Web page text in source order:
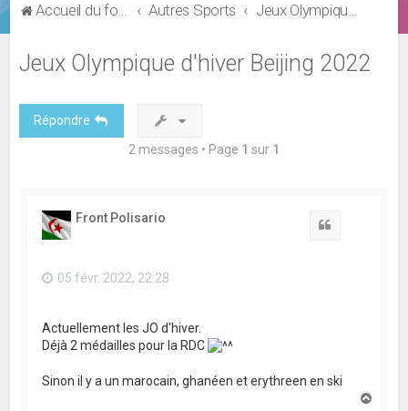
Accueil du forum Autres Sports Jeux Olympiques - JO
Jeux Olympique d'hiver Beijing 2022
Répondre
2 messages • Page 1 sur 1
Front Polisario
05 févr. 2022, 22:28
Actuellement les JO d'hiver.
Déjà 2 médailles pour la RDC
Sinon il y a un marocain, ghanéen et erythreen en ski